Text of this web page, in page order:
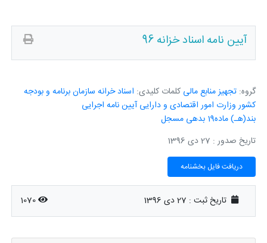
آیین نامه اسناد خزانه 96
گروه:تجهیز منابع مالی کلمات کلیدی: اسناد خرانه سازمان برنامه و بودجه
کشور وزارت امور اقتصادی و دارایی آیین نامه اجرایی
بند(هـ)ماده19
بدهی مسجل
تاریخ صدور : 27 دی 1396
دریافت فایل بخشنامه
تاریخ ثبت : 27 دی 1396 1070